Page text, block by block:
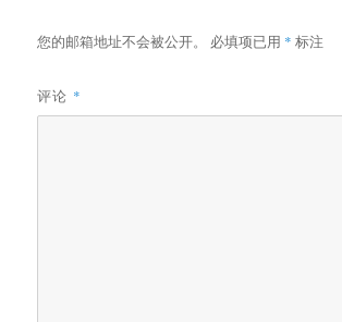
您的邮箱地址不会被公开。 必填项已用 * 标注
评论 *